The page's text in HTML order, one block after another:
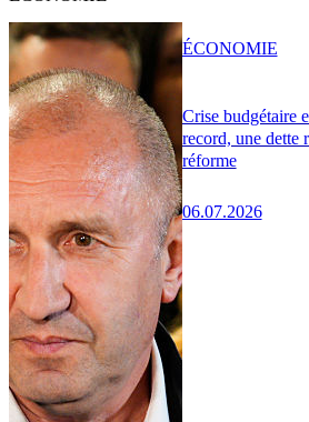
Crise budgétaire
record, une dette
réforme
06.07.2026
ÉCONOMIE